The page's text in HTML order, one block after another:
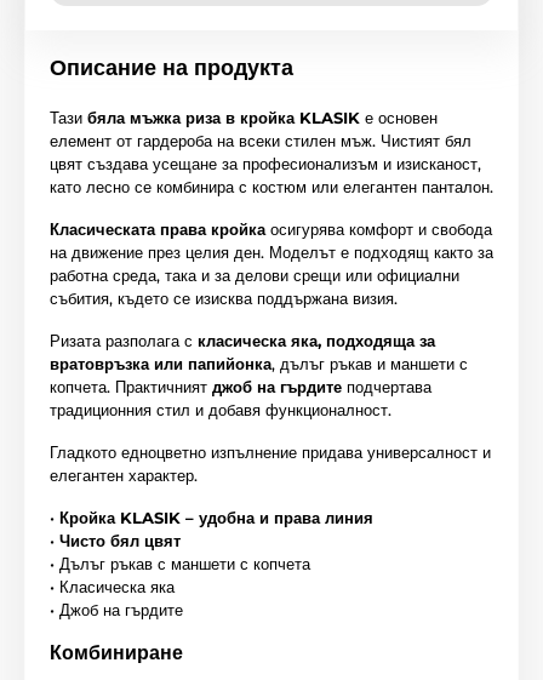
Описание на продукта
Тази бяла мъжка риза в кройка KLASIK е основен
елемент от гардероба на всеки стилен мъж. Чистият бял
цвят създава усещане за професионализъм и изисканост,
като лесно се комбинира с костюм или елегантен панталон.
Класическата права кройка осигурява комфорт и свобода
на движение през целия ден. Моделът е подходящ както за
работна среда, така и за делови срещи или официални
събития, където се изисква поддържана визия.
Ризата разполага с класическа яка, подходяща за
вратовръзка или папийонка, дълъг ръкав и маншети с
копчета. Практичният джоб на гърдите подчертава
традиционния стил и добавя функционалност.
Гладкото едноцветно изпълнение придава универсалност и
елегантен характер.
• Кройка KLASIK – удобна и права линия
• Чисто бял цвят
• Дълъг ръкав с маншети с копчета
• Класическа яка
• Джоб на гърдите
Комбиниране